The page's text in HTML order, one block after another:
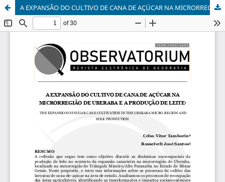
A EXPANSÃO DO CULTIVO DE CANA DE AÇÚCAR NA MICRORREGIÃO DE UBERABA E A PRODUÇÃO DE LEITE